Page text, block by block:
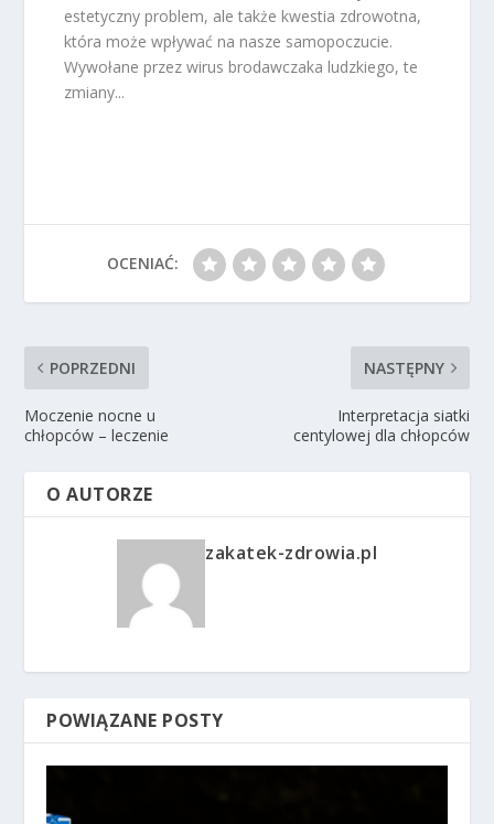
estetyczny problem, ale także kwestia zdrowotna,
która może wpływać na nasze samopoczucie.
Wywołane przez wirus brodawczaka ludzkiego, te
zmiany...
OCENIAĆ:
POPRZEDNI
Moczenie nocne u
chłopców – leczenie
NASTĘPNY
Interpretacja siatki
centylowej dla chłopców
O AUTORZE
zakatek-zdrowia.pl
POWIĄZANE POSTY